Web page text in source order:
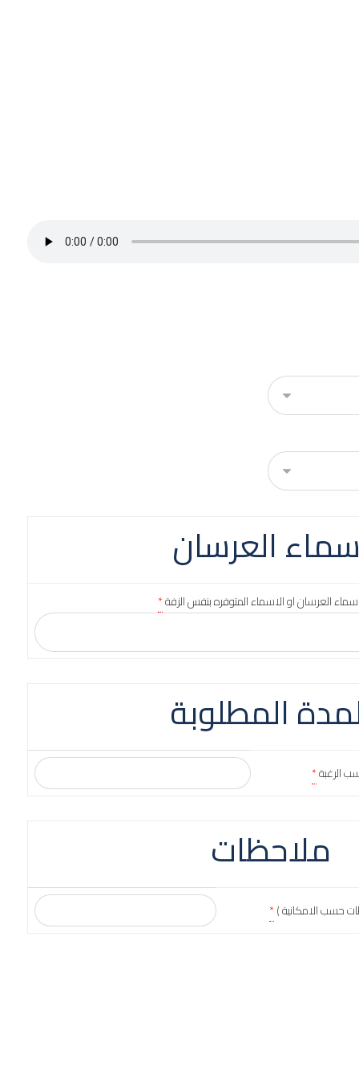
العرسان
العرسان او الاسماء المتوفره بنفس الزفة*
المطلوبة
الرغبة*
ملاحظات
حسب الامكانية )*